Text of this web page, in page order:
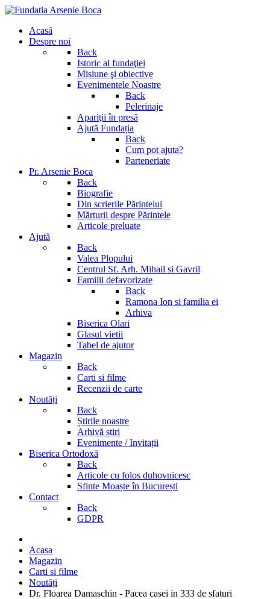
Acasă
Despre noi
Back
Istoric al fundaţiei
Misiune şi obiective
Evenimentele Noastre
Back
Pelerinaje
Apariţii în presă
Ajută Fundația
Back
Cum pot ajuta?
Parteneriate
Pr. Arsenie Boca
Back
Biografie
Din scrierile Părintelui
Mărturii despre Părintele
Articole preluate
Ajută
Back
Valea Plopului
Centrul Sf. Arh. Mihail si Gavril
Familii defavorizate
Back
Ramona Ion si familia ei
Arhiva
Biserica Olari
Glasul vietii
Tabel de ajutor
Magazin
Back
Carti si filme
Recenzii de carte
Noutăți
Back
Știrile noastre
Arhivă știri
Evenimente / Invitații
Biserica Ortodoxă
Back
Articole cu folos duhovnicesc
Sfinte Moaște în București
Contact
Back
GDPR
Acasa
Magazin
Carti si filme
Noutăți
Dr. Floarea Damaschin - Pacea casei in 333 de sfaturi